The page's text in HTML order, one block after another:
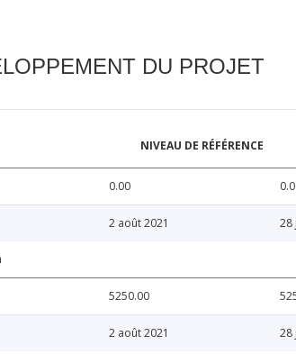
DU PROJET
NIVEAU DE RÉFÉRENCE
0.00
2 août 2021 28
5250.00
2 août 2021 28